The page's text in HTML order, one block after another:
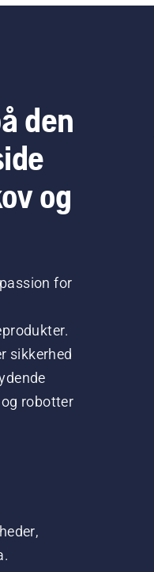
den
og
for
sikkerhed
robotter